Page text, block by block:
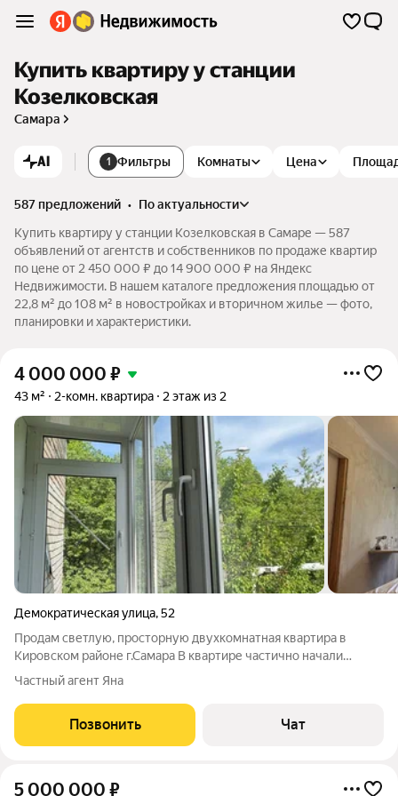
Купить квартиру у станции
Козелковская
Самара
AI 1 Фильтры Комнаты Цена
587 предложений •
по актуальности
Купить квартиру у станции Козелковская в Самаре — 587
объявлений от агентств и собственников по продаже квартир
по цене от 2 450 000 ₽ до 14 900 000 ₽ на Яндекс
Недвижимости. В нашем каталоге предложения площадью от
22,8 м² до 108 м² в новостройках и вторичном жилье — фото,
планировки и характеристики.
4 000 000 ₽
43 м² 2-комн. квартира 2 этаж из 2
Демократическая улица,52
Продам светлую, просторную двухкомнатная квартира в
Кировском районе г.Самара В квартире частично начали
ремонт: установлены пластиковые окна, выровнены и
балкон обшит. Куплены обои, краска,
Частный агент Яна
Позвонить Чат
5 000 000 ₽